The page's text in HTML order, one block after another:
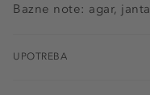
Bazne note: agar,
UPOTREBA